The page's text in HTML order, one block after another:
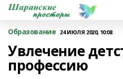
Образование 24 ИЮЛЯ 2020, 10:08
Увлечение
профессию